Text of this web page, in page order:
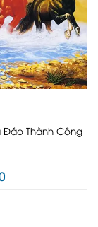
Đáo Thành Công